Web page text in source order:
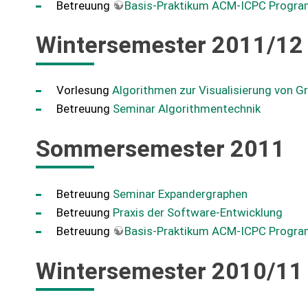
Betreuung
Basis-Praktikum ACM-ICPC
Wintersemester 2011/12
VorlesungAlgorithmen zur Visualisierung von
Betreuung Seminar Algorithmentechnik
Sommersemester 2011
Betreuung Seminar Expandergraphen
Betreuung Praxis der Software-Entwicklung
Betreuung
Basis-Praktikum ACM-ICPC
Wintersemester 2010/11